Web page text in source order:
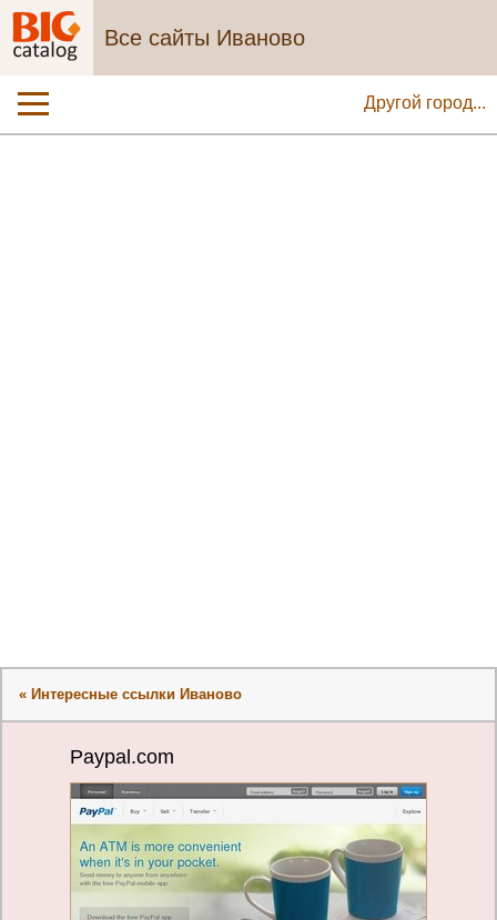
Все сайты Иваново
Другой город...
« Интересные ссылки Иваново
Paypal.com